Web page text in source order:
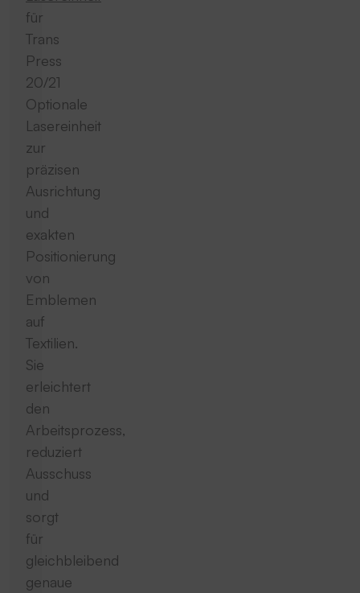
für
Trans
Press
20/21
Optionale
Lasereinheit
zur
präzisen
Ausrichtung
und
exakten
Positionierung
von
Emblemen
auf
Textilien.
Sie
erleichtert
den
Arbeitsprozess,
reduziert
Ausschuss
und
sorgt
für
gleichbleibend
genaue